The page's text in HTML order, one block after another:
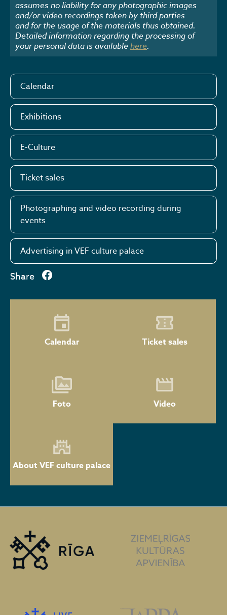
assumes no liability for any photographic images
and/or video recordings taken by third parties
and for the usage of the materials thus obtained.
Detailed information regarding the processing of
your personal data is availablehere.
Calendar
Exhibitions
E-Culture
Ticket sales
Photographing and video recording during
events
Advertising in VEF culture palace
Share
Calendar Ticket sales
Foto Video
About VEF culture palace